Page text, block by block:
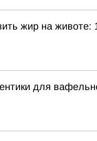
жир на животе:
для